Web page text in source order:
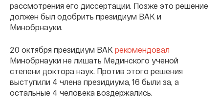
рассмотрения его диссертации. Позже это решение
должен был одобрить президиум ВАК и
Минобрнауки.
20 октября президиум ВАК рекомендовал
Минобрнауки не лишать Мединского ученой
степени доктора наук. Против этого решения
выступили 4 члена президиума, 16 были за, а
остальные 4 человека воздержались.